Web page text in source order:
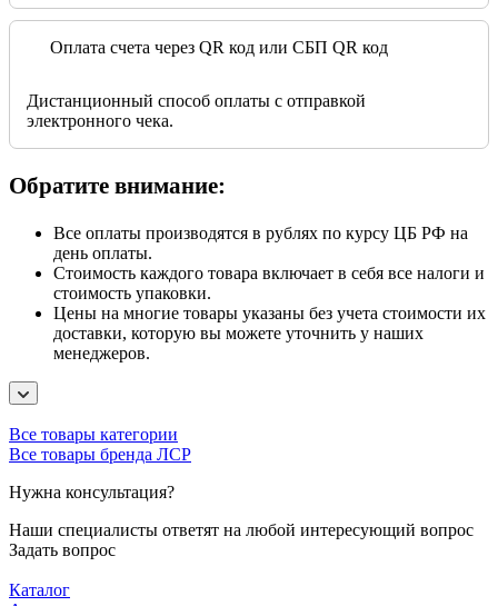
Оплата счета через QR код или СБП QR код
Дистанционный способ оплаты с отправкой
электронного чека.
Обратите внимание:
Все оплаты производятся в рублях по курсу ЦБ РФ на
день оплаты.
Стоимость каждого товара включает в себя все налоги и
стоимость упаковки.
Цены на многие товары указаны без учета стоимости их
доставки, которую вы можете уточнить у наших
менеджеров.
Все товары категории
Все товары бренда ЛСР
Нужна консультация?
Наши специалисты ответят на любой интересующий вопрос
Задать вопрос
Каталог